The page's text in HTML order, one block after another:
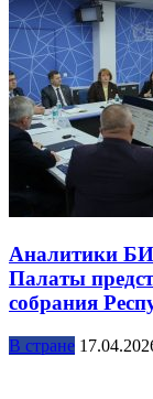
Аналитики
Палаты
собрания
В стране